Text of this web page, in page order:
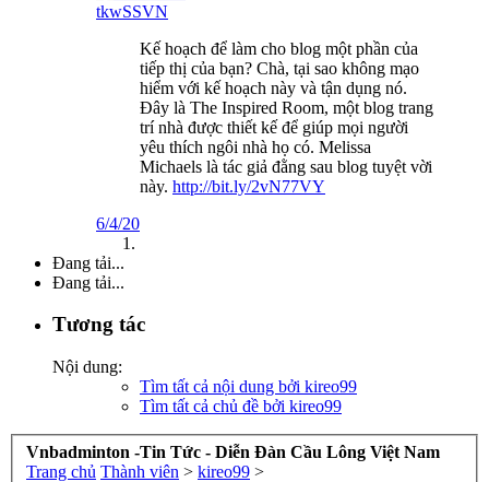
tkwSSVN
Kế hoạch để làm cho blog một phần của
tiếp thị của bạn? Chà, tại sao không mạo
hiểm với kế hoạch này và tận dụng nó.
Đây là The Inspired Room, một blog trang
trí nhà được thiết kế để giúp mọi người
yêu thích ngôi nhà họ có. Melissa
Michaels là tác giả đằng sau blog tuyệt vời
này. http://bit.ly/2vN77VY
6/4/20
Đang tải...
Đang tải...
Tương tác
Nội dung:
Tìm tất cả nội dung bởi kireo99
Tìm tất cả chủ đề bởi kireo99
Vnbadminton -Tin Tức - Diễn Đàn Cầu Lông Việt Nam
Trang chủ Thành viên > kireo99 >